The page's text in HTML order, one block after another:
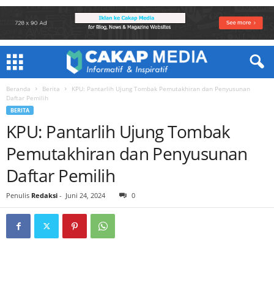
Beranda Berita
KPU: Pantarlih Ujung Tombak Pemutakhiran dan Penyusunan
Daftar Pemilih
BERITA
KPU: Pantarlih Ujung Tombak
Pemutakhiran dan Penyusunan
Daftar Pemilih
Penulis Redaksi - Juni 24, 2024 0